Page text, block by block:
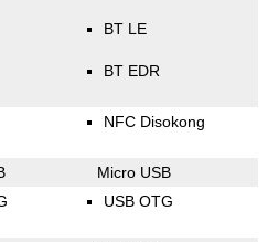
BT LE
BT EDR
NFC Disokong
Micro USB
USB OTG